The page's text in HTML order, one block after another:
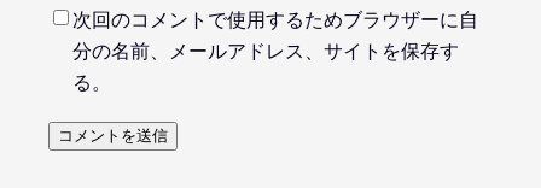
次回のコメントで使用するためブラウザーに自
分の名前、メールアドレス、サイトを保存す
る。